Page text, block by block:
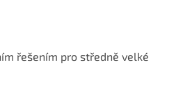
řešením pro středně velké